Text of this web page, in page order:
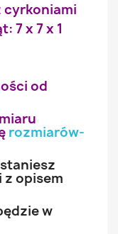
cyrkoniami
7 x 7 x 1
od
rozmiarów-
opisem
w